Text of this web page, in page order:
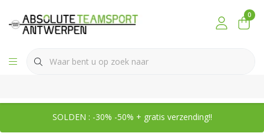
0
SOLDEN : -30% -50% + gratis verzending!!